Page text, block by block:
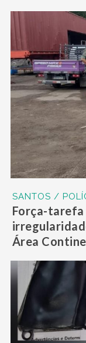
SANTOS /
Força-
Área